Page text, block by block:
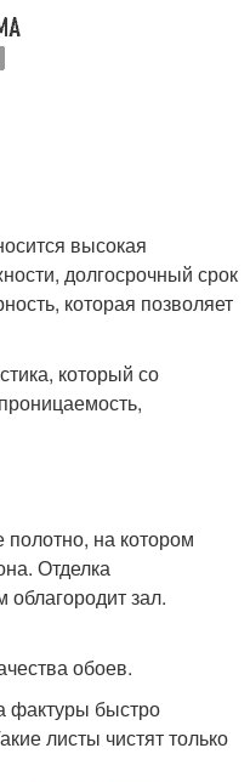
высокая
долгосрочный срок
которая позволяет
который со
на котором
Отделка
зал.
обоев.
фактуры быстро
листы чистят только